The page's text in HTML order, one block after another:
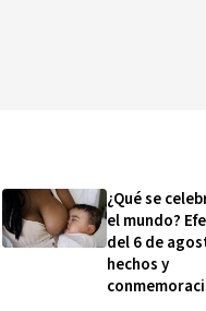
¿Qué se
el mundo?
del 6 de
hechos y